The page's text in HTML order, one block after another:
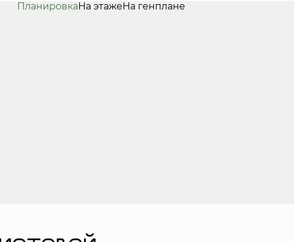
ПланировкаНа этажеНа генплане